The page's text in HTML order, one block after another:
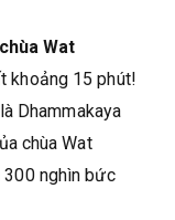
chùa Wat
khoảng 15 phút!
Dhammakaya
chùa Wat
300 nghìn bức